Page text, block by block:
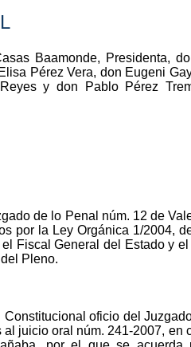
Baamonde, Presidenta,
Pérez Vera, don Eugeni
y don Pablo Pérez
de lo Penal núm. 12 de
por la Ley Orgánica 1/2004,
Fiscal General del Estado y
Pleno.
oficio del
juicio oral núm. 241-2007, en